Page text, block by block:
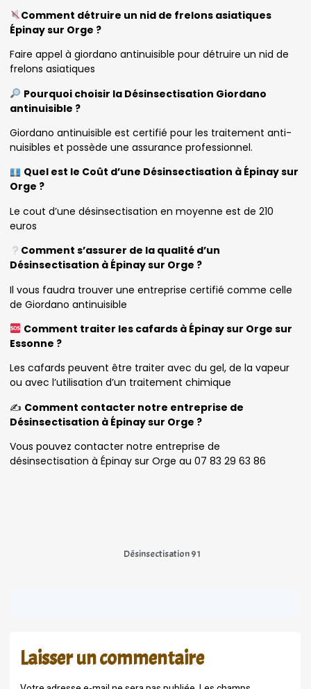
Comment détruire un nid de frelons asiatiques
Épinay sur Orge ?
Faire appel à giordano antinuisible pour détruire un nid de
frelons asiatiques
Pourquoi choisir la Désinsectisation Giordano
antinuisible ?
Giordano antinuisible est certifié pour les traitement anti-
nuisibles et possède une assurance professionnel.
Quel est le Coût d’une Désinsectisation à Épinay sur
Orge ?
Le cout d’une désinsectisation en moyenne est de 210
euros
Comment s’assurer de la qualité d’un
Désinsectisation à Épinay sur Orge ?
Il vous faudra trouver une entreprise certifié comme celle
de Giordano antinuisible
Comment traiter les cafards à Épinay sur Orge sur
Essonne ?
Les cafards peuvent être traiter avec du gel, de la vapeur
ou avec l’utilisation d’un traitement chimique
✍️ Comment contacter notre entreprise de
Désinsectisation à Épinay sur Orge ?
Vous pouvez contacter notre entreprise de
désinsectisation à Épinay sur Orge au 07 83 29 63 86
Désinsectisation 91
Laisser un commentaire